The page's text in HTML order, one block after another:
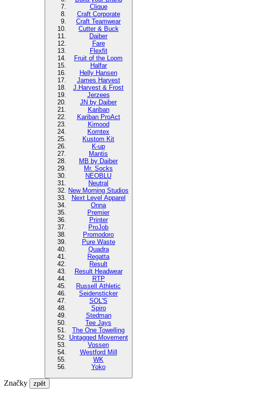
Clique
Craft Corporate
Craft Teamwear
Cutter & Buck
Daiber
Fare
Flexfit
Fruit of the Loom
Halfar
Helly Hansen
James Harvest
J.Harvest & Frost
Jerzees
JN by Daiber
Kariban
Kariban ProAct
Kimood
Korntex
Kustom Kit
K-up
Mantis
MB by Daiber
Mr. Socks
NEOBLU
Neutral
New Morning Studios
Next Level Apparel
Onna
Premier
Printer
ProJob
Promodoro
Pure Waste
Quadra
Regatta
Result
Result Headwear
RTP
Russell Athletic
Seidensticker
SOL'S
Spiro
Stedman
Tee Jays
The One Towelling
Untagged Movement
Vossen
Westford Mill
WK
Yoko
Značky zpět